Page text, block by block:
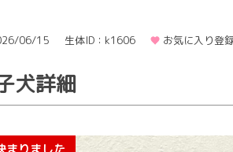
06/15 生体ID：k1606 お気に入り登
犬詳細